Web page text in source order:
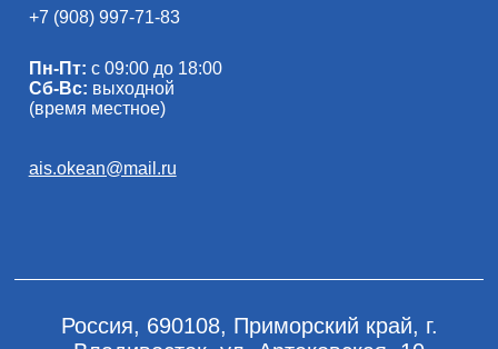
+7 (908) 997-71-83
Пн-Пт: с 09:00 до 18:00
Сб-Вс: выходной
(время местное)
ais.okean@mail.ru
Россия, 690108, Приморский край, г.